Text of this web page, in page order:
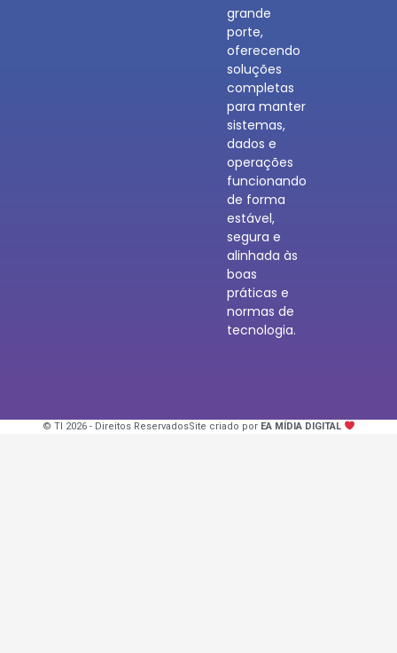
grande
porte,
oferecendo
soluções
completas
para manter
sistemas,
dados e
operações
funcionando
de forma
estável,
segura e
alinhada às
boas
práticas e
normas de
tecnologia.
© TI 2026 - Direitos ReservadosSite criado por EA MÍDIA DIGITAL